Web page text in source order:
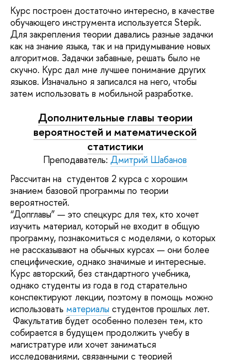
Курс построен достаточно интересно, в качестве
обучающего инструмента используется Stepik.
Для закрепления теории давались разные задачки
как на знание языка, так и на придумывание новых
алгоритмов. Задачки забавные, решать было не
скучно. Курс дал мне лучшее понимание других
языков. Изначально я записался на него, чтобы
затем использовать в мобильной разработке.
Дополнительные главы теории
вероятностей и математической
статистики
Преподаватель: Дмитрий Шабанов
Рассчитан на студентов 2 курса с хорошим
знанием базовой программы по теории
вероятностей.
“Допглавы” — это спецкурс для тех, кто хочет
изучить материал, который не входит в общую
программу, познакомиться с моделями, о которых
не рассказывают на обычных курсах — они более
специфические, однако значимые и интересные.
Курс авторский, без стандартного учебника,
однако студенты из года в год старательно
конспектируют лекции, поэтому в помощь можно
использовать материалы студентов прошлых лет.
Факультатив будет особенно полезен тем, кто
собирается в будущем продолжить учебу в
магистратуре или хочет заниматься
исследованиями, связанными с теорией